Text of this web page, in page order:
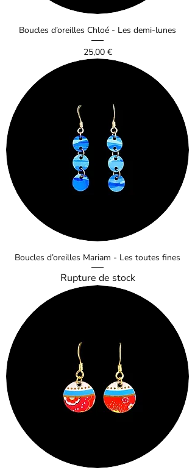
Boucles d’oreilles Chloé - Les demi-lunes
Prix
25,00 €
Boucles d’oreilles Mariam - Les toutes fines
Rupture de stock